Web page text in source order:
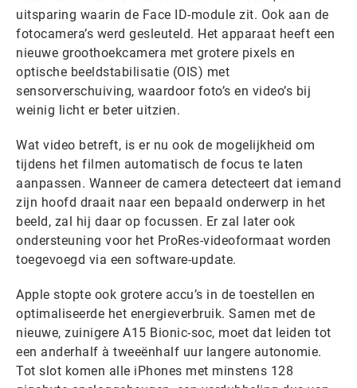
uitsparing waarin de Face ID-module zit. Ook aan de
fotocamera’s werd gesleuteld. Het apparaat heeft een
nieuwe groothoekcamera met grotere pixels en
optische beeldstabilisatie (OIS) met
sensorverschuiving, waardoor foto’s en video’s bij
weinig licht er beter uitzien.
Wat video betreft, is er nu ook de mogelijkheid om
tijdens het filmen automatisch de focus te laten
aanpassen. Wanneer de camera detecteert dat iemand
zijn hoofd draait naar een bepaald onderwerp in het
beeld, zal hij daar op focussen. Er zal later ook
ondersteuning voor het ProRes-videoformaat worden
toegevoegd via een software-update.
Apple stopte ook grotere accu’s in de toestellen en
optimaliseerde het energieverbruik. Samen met de
nieuwe, zuinigere A15 Bionic-soc, moet dat leiden tot
een anderhalf à tweeënhalf uur langere autonomie.
Tot slot komen alle iPhones met minstens 128